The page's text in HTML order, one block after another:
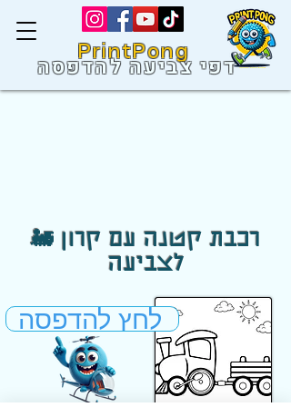
PrintPong
דפי צביעה להדפסה
🚂 רכבת קטנה עם קרון
לצביעה
לחץ להדפסה